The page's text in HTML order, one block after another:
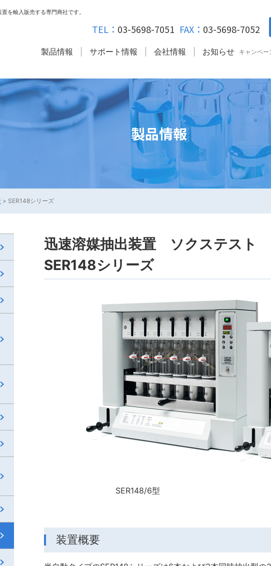
を輸入販売する専門商社です。
TEL： 03-5698-7051 FAX： 03-5698-7052
製品情報 サポート情報 会社情報 お知らせ キャンペ
製品情報
> SER148シリーズ
迅速溶媒抽出装置 ソクステスト
SER148シリーズ
SER148/6型
装置概要